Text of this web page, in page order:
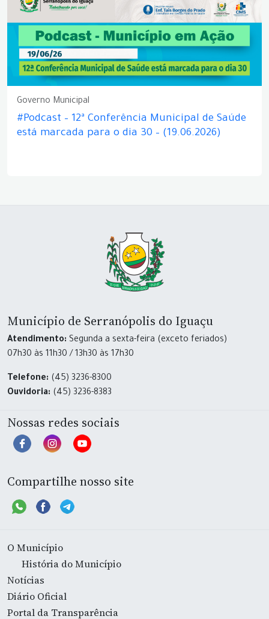
Governo Municipal
#Podcast – 12ª Conferência Municipal de Saúde
está marcada para o dia 30 – (19.06.2026)
Município de Serranópolis do Iguaçu
Atendimento: Segunda a sexta-feira (exceto feriados)
07h30 às 11h30 / 13h30 às 17h30
Telefone: (45) 3236-8300
Ouvidoria: (45) 3236-8383
Nossas redes sociais
Compartilhe nosso site
O Município
História do Município
Notícias
Diário Oficial
Portal da Transparência